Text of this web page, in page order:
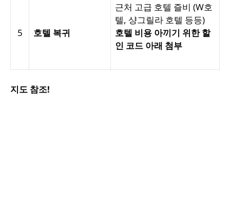
5 호텔 복귀
근처 고급 호텔 즐비 (W호
텔, 샹그릴라 호텔 등등)
호텔 비용 아끼기 위한 할
인 코드 아래 첨부
지도 참조!